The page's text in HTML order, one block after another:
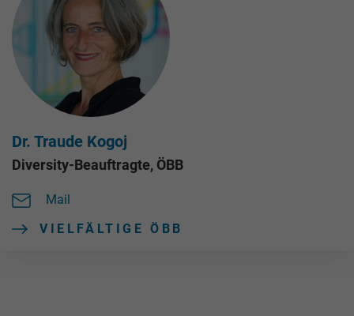
Dr. Traude Kogoj
Diversity-Beauftragte, ÖBB
Mail
VIELFÄLTIGE ÖBB